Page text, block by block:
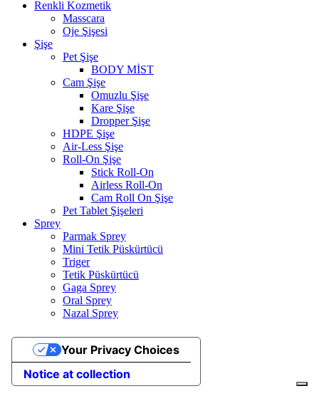
Renkli Kozmetik
Masscara
Oje Şişesi
Şişe
Pet Şişe
BODY MİST
Cam Şişe
Omuzlu Şişe
Kare Şişe
Dropper Şişe
HDPE Şişe
Air-Less Şişe
Roll-On Şişe
Stick Roll-On
Airless Roll-On
Cam Roll On Şişe
Pet Tablet Şişeleri
Sprey
Parmak Sprey
Mini Tetik Püskürtücü
Triger
Tetik Püskürtücü
Gaga Sprey
Oral Sprey
Nazal Sprey
Notice at collection
Your Privacy Choices